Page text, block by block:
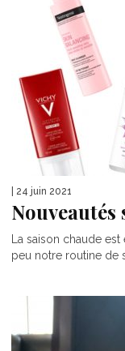
| 24 juin 2021
Nouveautés
La saison chaude
peu notre routine de